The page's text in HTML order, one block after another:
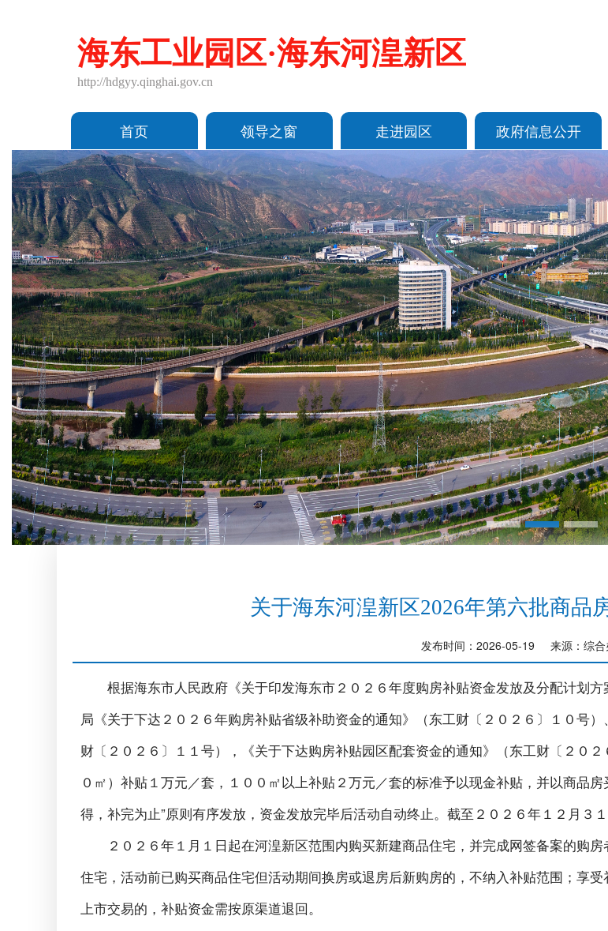
海东工业园区·海东河湟新区
http://hdgyy.qinghai.gov.cn
首页 领导之窗 走进园区 政府信息公开
关于海东河湟新区2026年第六批商品
发布时间：2026-05-19 来源：综合
根据海东市人民政府《关于印发海东市２０２６年度购房补贴资金发放及分配计划
局《关于下达２０２６年购房补贴省级补助资金的通知》（东工财〔２０２６〕１０号
财〔２０２６〕１１号），《关于下达购房补贴园区配套资金的通知》（东工财〔２０
０㎡）补贴１万元／套，１００㎡以上补贴２万元／套的标准予以现金补贴，并以商品
得，补完为止”原则有序发放，资金发放完毕后活动自动终止。截至２０２６年１２月３
２０２６年１月１日起在河湟新区范围内购买新建商品住宅，并完成网签备案的购
住宅，活动前已购买商品住宅但活动期间换房或退房后新购房的，不纳入补贴范围；享
上市交易的，补贴资金需按原渠道退回。